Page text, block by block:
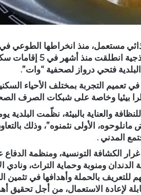
من جميع أكثر من 500 لتر زيت غذائي مستعمل، منذ انخراطها
تثمين الزيوت الغذائية المستعملة في إطار
فتحي درواز لصحفية “وات”.
تعميم التجربة بمختلف الأحياء
بيئيا وخاصة على شبكات الصرف
والعناية بالبيئة، نظّمت البلدية
الأولى نثمنوه”، وذلك
المدني .
الكشافة التونسية، ومنظمة الدفاع
ومنوبة وحماية التراث، ونادي
للتعريف بالحملة وأهدافها في تثمين
لإعادة الاستعمال، من أجل تحقيق